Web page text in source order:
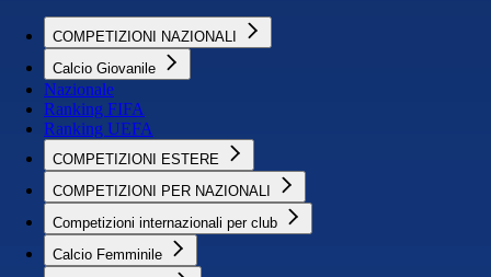
COMPETIZIONI NAZIONALI
Calcio Giovanile
Nazionale
Ranking FIFA
Ranking UEFA
COMPETIZIONI ESTERE
COMPETIZIONI PER NAZIONALI
Competizioni internazionali per club
Calcio Femminile